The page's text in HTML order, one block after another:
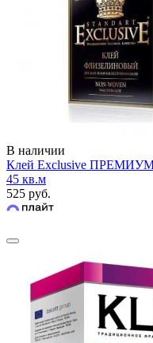
В наличии
Клей Exclusive ПРЕМИУМ
45 кв.м
525 руб.